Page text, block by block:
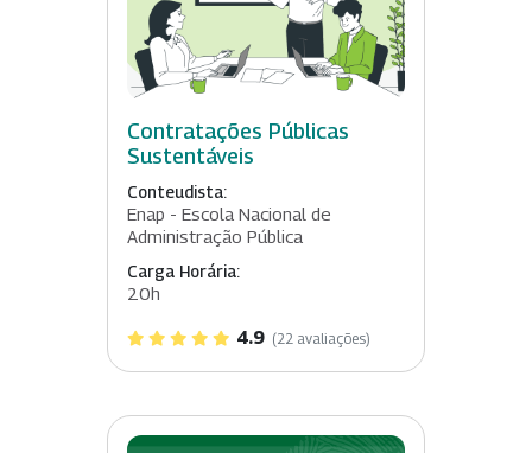
Contratações Públicas
Sustentáveis
Conteudista:
Enap - Escola Nacional de
Administração Pública
Carga Horária:
20h
4.9 (22 avaliações)